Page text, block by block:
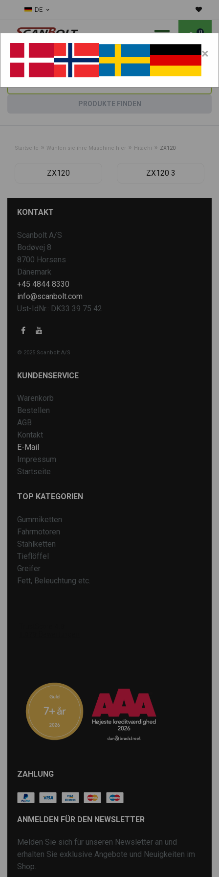
DE
0
Benötigen Sie Hilfe bei Verschleißteilen?Maschine wählen:
PRODUKTE FINDEN
Startseite » Wählen sie ihre Maschine hier » Hitachi » ZX120
ZX120 ZX120 3
KONTAKT
Scanbolt A/S
Bodøvej 8
8700 Horsens
Dänemark
+45 4844 8330
info@scanbolt.com
Ust-IdNr.: DK33 39 75 42
© 2025 Scanbolt A/S
KUNDENSERVICE
Warenkorb
Bestellen
AGB
Kontakt
E-Mail
Impressum
Startseite
TOP KATEGORIEN
Gummiketten
Fahrmotoren
Stahlketten
Tieflöffel
Greifer
Fett, Beleuchtung etc.
ZAHLUNG
ANMELDEN FÜR DEN NEWSLETTER
Melden Sie sich für unseren Newsletter an und
erhalten Sie exklusive Angebote und Neuigkeiten im
Shop.
×